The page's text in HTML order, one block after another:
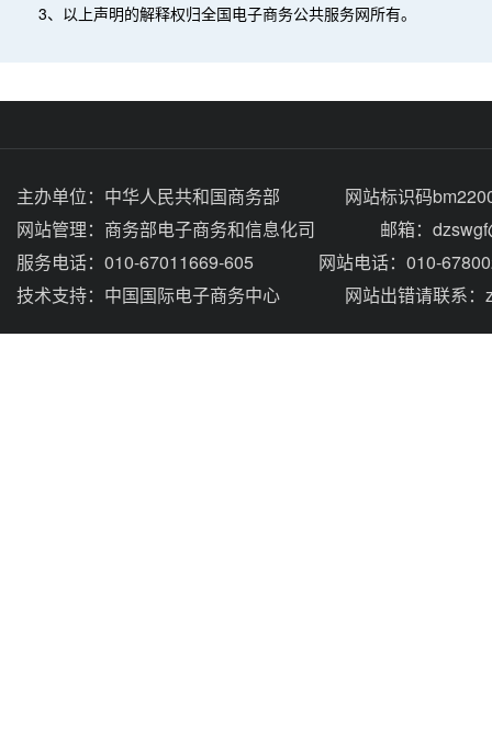
3、以上声明的解释权归全国电子商务公共服务网所有。
主办单位： 中华人民共和国商务部
网站标识码
网站管理： 商务部电子商务和信息化司
邮箱：
服务电话：010-67011669-605
网站电话：010-
技术支持： 中国国际电子商务中心 网站出错请联系